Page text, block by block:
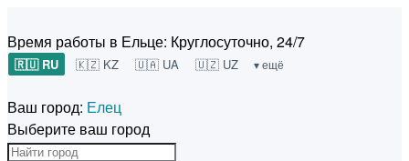
Время работы в Ельце: Круглосуточно, 24/7
🇷🇺 RU 🇰🇿 KZ 🇺🇦 UA 🇺🇿 UZ ▾ ещё
Ваш город: Елец
Выберите ваш город